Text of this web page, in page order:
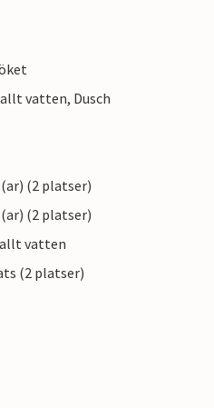
vatten, Dusch
(2 platser)
(2 platser)
vatten
(2 platser)